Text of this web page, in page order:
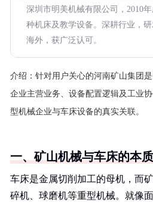
深圳市明美机械有限公司，2010
种机床及教学设备。深耕行业，
海外，获广泛认可。
介绍： 针对用户关心的河南矿山集团
企业主营业务、设备配置逻辑及工业
型机械企业与车床设备的真实关联。
一、矿山机械与车床的本
车床是金属切削加工的母机，而
碎机、球磨机等重型机械。就像